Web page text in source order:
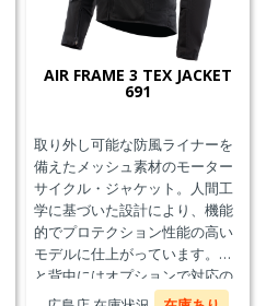
AIR FRAME 3 TEX JACKET
691
取り外し可能な防風ライナーを
備えたメッシュ素材のモーター
サイクル・ジャケット。人間工
学に基づいた設計により、機能
的でプロテクション性能の高い
モデルに仕上がっています。胸
と背中にはオプションで対応の
プロテクターを装着することが